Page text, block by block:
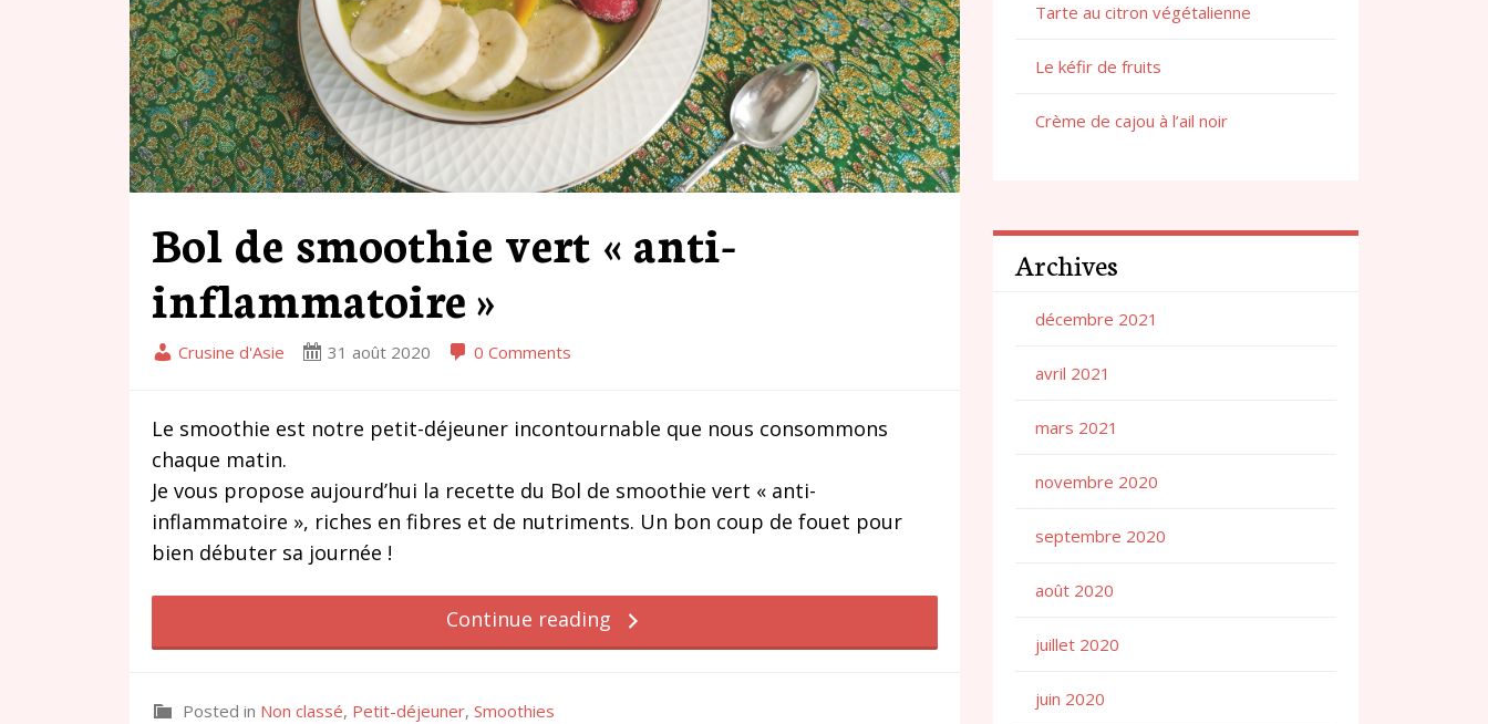
Bol de smoothie vert « anti-
inflammatoire »
Crusine d'Asie 31 août 2020 0 Comments
Le smoothie est notre petit-déjeuner incontournable que nous consommons
chaque matin.
Je vous propose aujourd’hui la recette du Bol de smoothie vert « anti-
inflammatoire », riches en fibres et de nutriments. Un bon coup de fouet pour
bien débuter sa journée !
Continue reading
Posted in Non classé, Petit-déjeuner, Smoothies
Tarte au citron végétalienne
Le kéfir de fruits
Crème de cajou à l’ail noir
Archives
décembre 2021
avril 2021
mars 2021
novembre 2020
septembre 2020
août 2020
juillet 2020
juin 2020